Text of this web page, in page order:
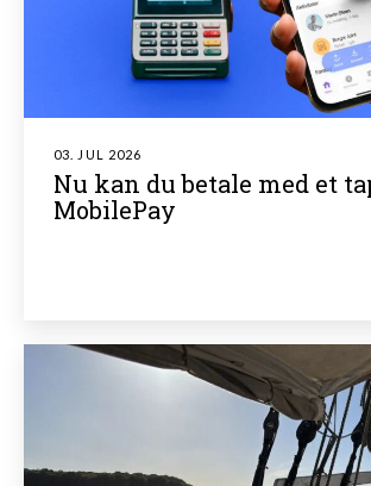
03. JUL 2026
Nu kan du betale med et
MobilePay